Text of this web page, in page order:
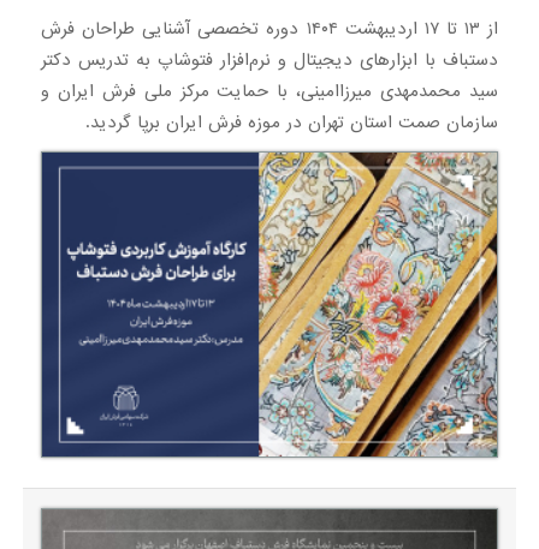
از ۱۳ تا ۱۷ اردیبهشت ۱۴۰۴ دوره تخصصی آشنایی طراحان فرش
دستباف با ابزارهای دیجیتال و نرم‌افزار فتوشاپ به تدریس دکتر
سید محمدمهدی میرزاامینی، با حمایت مرکز ملی فرش ایران و
سازمان صمت استان تهران در موزه فرش ایران برپا گردید.